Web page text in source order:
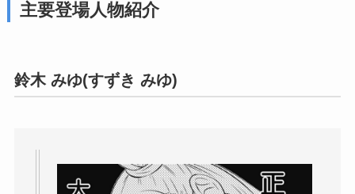
主要登場人物紹介
鈴木 みゆ(すずき みゆ)